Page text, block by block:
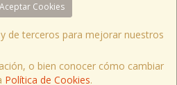
Aceptar Cookies
de terceros para mejorar nuestros
o bien conocer cómo cambiar
Política de Cookies.
14:00 y de 16:00 a 20:00.
de 16:00 a 19:00
España. - C.I.F.: B27261130 - Tfno: